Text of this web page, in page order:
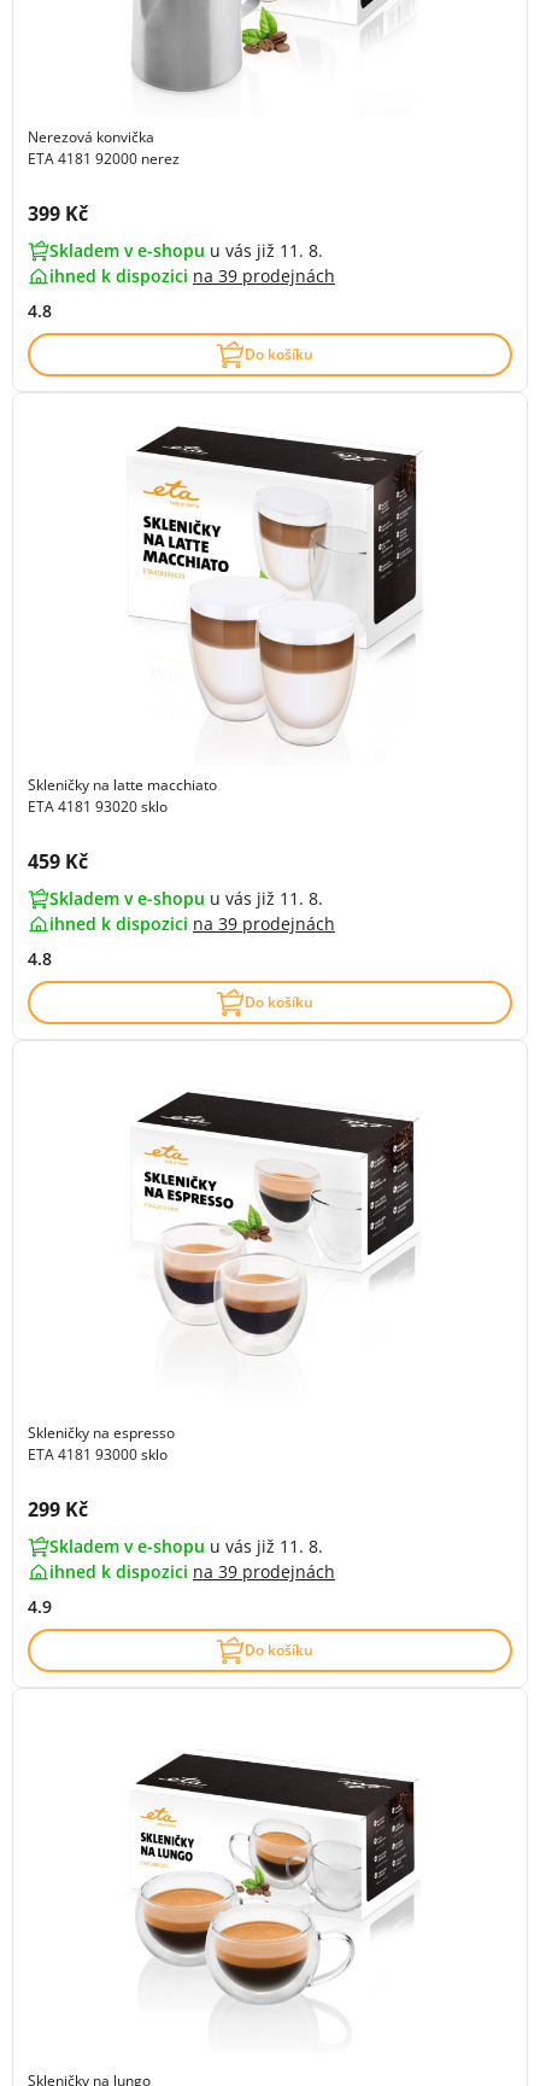
Nerezová konvička
ETA 4181 92000 nerez
Cena s DPH:
399 Kč
Skladem v e-shopu u vás již 11. 8.
ihned k dispozici na 39 prodejnách
4.8
Do košíku
Skleničky na latte macchiato
ETA 4181 93020 sklo
Cena s DPH:
459 Kč
Skladem v e-shopu u vás již 11. 8.
ihned k dispozici na 39 prodejnách
4.8
Do košíku
Skleničky na espresso
ETA 4181 93000 sklo
Cena s DPH:
299 Kč
Skladem v e-shopu u vás již 11. 8.
ihned k dispozici na 39 prodejnách
4.9
Do košíku
Skleničky na lungo